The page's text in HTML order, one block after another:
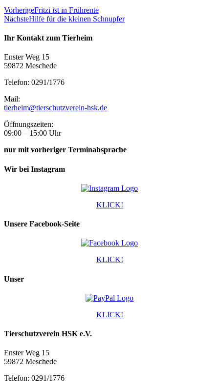
VorherigeFritzi ist in Frührente
NächsteHilfe für die kleinen Schnupfer
Ihr Kontakt zum Tierheim
Enster Weg 15
59872 Meschede
Telefon: 0291/1776
Mail:
tierheim@tierschutzverein-hsk.de
Öffnungszeiten:
09:00 – 15:00 Uhr
nur mit vorheriger Terminabsprache
Wir bei Instagram
KLICK!
Unsere Facebook-Seite
KLICK!
Unser
KLICK!
Tierschutzverein HSK e.V.
Enster Weg 15
59872 Meschede
Telefon: 0291/1776